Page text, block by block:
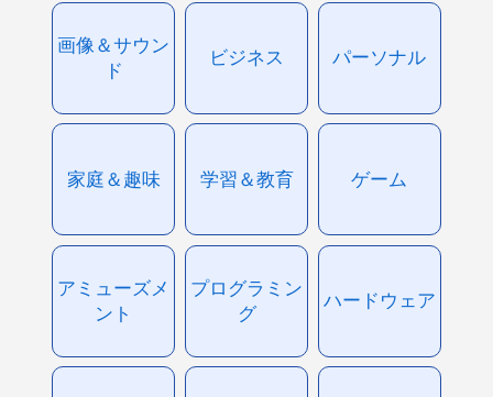
画像＆サウン
ド
ビジネス パーソナル
家庭＆趣味 学習＆教育 ゲーム
アミューズメ
ント
プログラミン
グ
ハードウェア